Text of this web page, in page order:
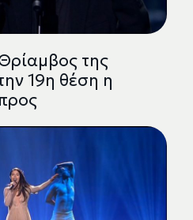
της
19η θέση η